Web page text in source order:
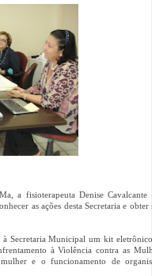
a fisioterapeuta Denise Cavalcante
as ações desta Secretaria e
Secretaria Municipal um kit
à Violência contra as
e o funcionamento de